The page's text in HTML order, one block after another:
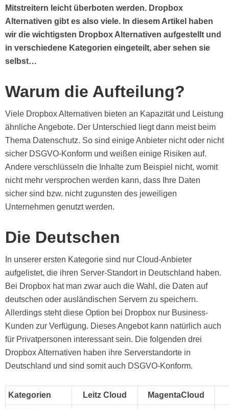
Mitstreitern leicht überboten werden. Dropbox
Alternativen gibt es also viele. In diesem Artikel haben
wir die wichtigsten Dropbox Alternativen aufgestellt und
in verschiedene Kategorien eingeteilt, aber sehen sie
selbst…
Warum die Aufteilung?
Viele Dropbox Alternativen bieten an Kapazität und Leistung
ähnliche Angebote. Der Unterschied liegt dann meist beim
Thema Datenschutz. So sind einige Anbieter nicht oder nicht
sicher DSGVO-Konform und weißen einige Risiken auf.
Andere verschlüsseln die Inhalte zum Beispiel nicht, womit
nicht mehr versprochen werden kann, dass Ihre Daten
sicher sind bzw. nicht zugunsten des jeweiligen
Unternehmen genutzt werden.
Die Deutschen
In unserer ersten Kategorie sind nur Cloud-Anbieter
aufgelistet, die ihren Server-Standort in Deutschland haben.
Bei Dropbox hat man zwar auch die Wahl, die Daten auf
deutschen oder ausländischen Servern zu speichern.
Allerdings steht diese Option bei Dropbox nur Business-
Kunden zur Verfügung. Dieses Angebot kann natürlich auch
für Privatpersonen interessant sein. Die folgenden drei
Dropbox Alternativen haben ihre Serverstandorte in
Deutschland und sind somit auch DSGVO-Konform.
Kategorien Leitz Cloud MagentaCloud